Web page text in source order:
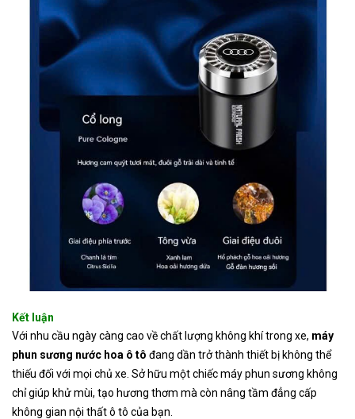
Kết luận
Với nhu cầu ngày càng cao về chất lượng không khí trong xe, máy
phun sương nước hoa ô tô đang dần trở thành thiết bị không thể
thiếu đối với mọi chủ xe. Sở hữu một chiếc máy phun sương không
chỉ giúp khử mùi, tạo hương thơm mà còn nâng tầm đẳng cấp
không gian nội thất ô tô của bạn.